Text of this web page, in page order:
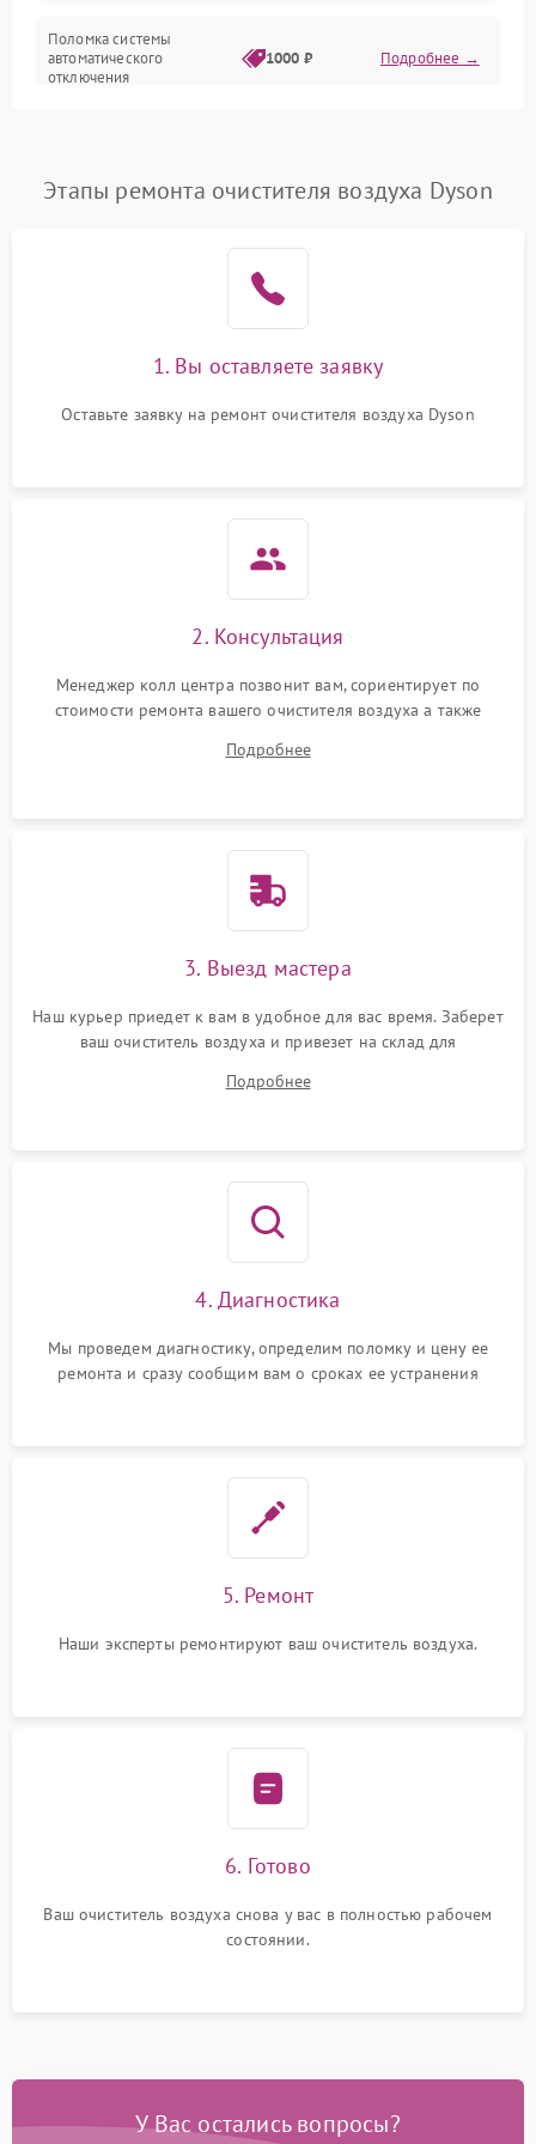
Поломка системы
автоматического
отключения
1000 ₽ Подробнее →
1000 ₽
1000 ₽
Неисправность системы
1000 ₽ Подробнее →
Поломка системы защиты
1000 ₽
Этапы ремонта очистителя воздуха Dyson
1. Вы оставляете заявку
Оставьте заявку на ремонт очистителя воздуха Dyson
2. Консультация
Менеджер колл центра позвонит вам, сориентирует по
стоимости ремонта вашего очистителя воздуха а также
Подробнее
3. Выезд мастера
Наш курьер приедет к вам в удобное для вас время. Заберет
ваш очиститель воздуха и привезет на склад для
Подробнее
4. Диагностика
Мы проведем диагностику, определим поломку и цену ее
ремонта и сразу сообщим вам о сроках ее устранения
5. Ремонт
Наши эксперты ремонтируют ваш очиститель воздуха.
6. Готово
Ваш очиститель воздуха снова у вас в полностью рабочем
состоянии.
У Вас остались вопросы?